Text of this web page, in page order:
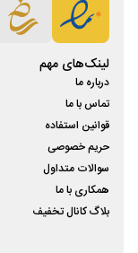
لینک‌های مهم
درباره ما
تماس با ما
قوانین استفاده
حریم خصوصی
سوالات متداول
همکاری با ما
بلاگ کانال تخفیف